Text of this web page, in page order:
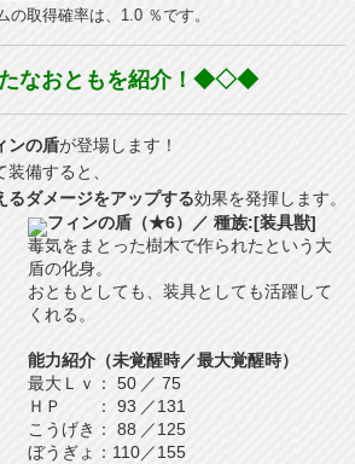
取得確率は、1.0 ％です。
なおともを紹介！◆◇◆
ンの盾が登場します！
備すると、
るダメージをアップする効果を発揮します。
フィンの盾（★6）／ 種族:[装具獣]
毒気をまとった樹木で作られたという大
盾の化身。
おともとしても、装具としても活躍して
くれる。
能力紹介（未覚醒時／最大覚醒時）
最大Ｌｖ
： 50 ／ 75
ＨＰ
： 93 ／131
こうげき ： 88 ／125
ぼうぎょ ： 110／155